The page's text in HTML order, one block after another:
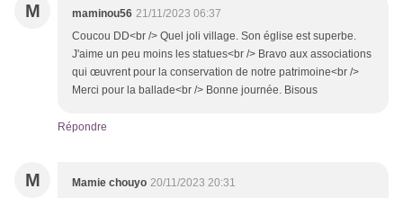
M maminou56 21/11/2023 06:37
Coucou DD<br /> Quel joli village. Son église est superbe.
J'aime un peu moins les statues<br /> Bravo aux associations
qui œuvrent pour la conservation de notre patrimoine<br />
Merci pour la ballade<br /> Bonne journée. Bisous
Répondre
M Mamie chouyo 20/11/2023 20:31